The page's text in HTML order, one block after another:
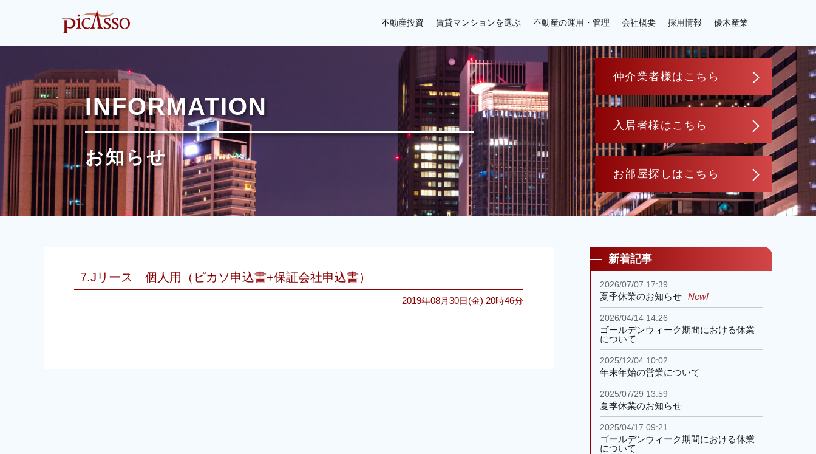
不動産投資 賃貸マンションを選ぶ 不動産の運用・管理 会社概要 採用情報 優木産業
INFORMATION
お知らせ
仲介業者様はこちら
お部屋探しはこちら
入居者様はこちら
7.Jリース 個人用（ピカソ申込書+保証会社申込書）
2019年08月30日(金) 20時46分
新着記事
2026/07/07 17:39
夏季休業のお知らせ New!
2026/04/14 14:26
ゴールデンウィーク期間における休業
について
2025/12/04 10:02
年末年始の営業について
2025/07/29 13:59
夏季休業のお知らせ
2025/04/17 09:21
ゴールデンウィーク期間における休業
について